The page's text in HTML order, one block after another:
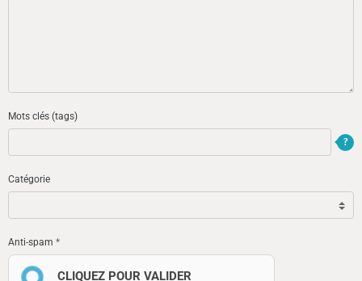
Mots clés (tags)
Catégorie
Anti-spam
CLIQUEZ POUR VALIDER